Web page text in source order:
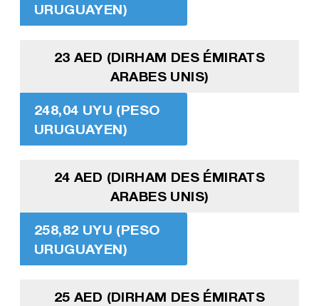
URUGUAYEN)
23 AED (DIRHAM DES ÉMIRATS
ARABES UNIS)
248,04 UYU (PESO
URUGUAYEN)
24 AED (DIRHAM DES ÉMIRATS
ARABES UNIS)
258,82 UYU (PESO
URUGUAYEN)
25 AED (DIRHAM DES ÉMIRATS